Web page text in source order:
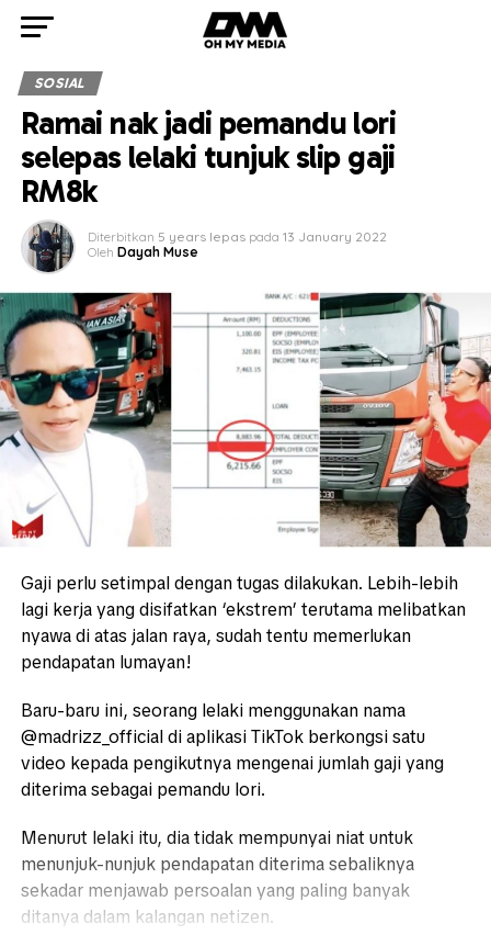
SOSIAL
Ramai nak jadi pemandu lori
selepas lelaki tunjuk slip gaji
RM8k
Diterbitkan 5 years lepas pada 13 January 2022
Oleh Dayah Muse
Gaji perlu setimpal dengan tugas dilakukan. Lebih-lebih
lagi kerja yang disifatkan ‘ekstrem’ terutama melibatkan
nyawa di atas jalan raya, sudah tentu memerlukan
pendapatan lumayan!
Baru-baru ini, seorang lelaki menggunakan nama
@madrizz_official di aplikasi TikTok berkongsi satu
video kepada pengikutnya mengenai jumlah gaji yang
diterima sebagai pemandu lori.
Menurut lelaki itu, dia tidak mempunyai niat untuk
menunjuk-nunjuk pendapatan diterima sebaliknya
sekadar menjawab persoalan yang paling banyak
ditanya dalam kalangan netizen.